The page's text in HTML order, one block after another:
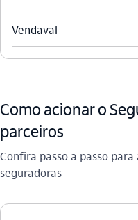
Vendaval
Como acionar o
parceiros
Confira passo a passo
seguradoras